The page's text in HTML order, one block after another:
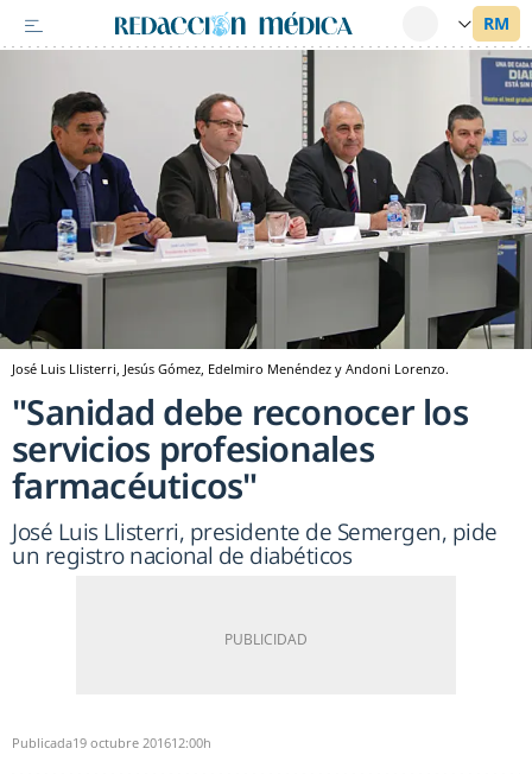
José Luis Llisterri, Jesús Gómez, Edelmiro Menéndez y Andoni Lorenzo.
"Sanidad debe reconocer los
servicios profesionales
farmacéuticos"
José Luis Llisterri, presidente de Semergen, pide
un registro nacional de diabéticos
Publicada19 octubre 201612:00h